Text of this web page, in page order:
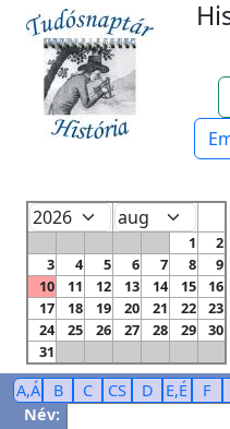
1
2
3
4 5 6 7 8
9
10
11 12 13 14 15
16
17
18 19 20 21 22
23
24
25 26 27 28 29
30
31
A,Á B C CS D E,É F
Név: